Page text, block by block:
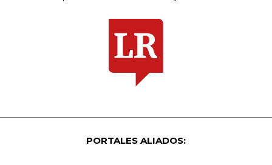
PORTALES ALIADOS: